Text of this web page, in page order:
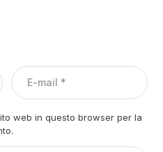
web in questo browser per la